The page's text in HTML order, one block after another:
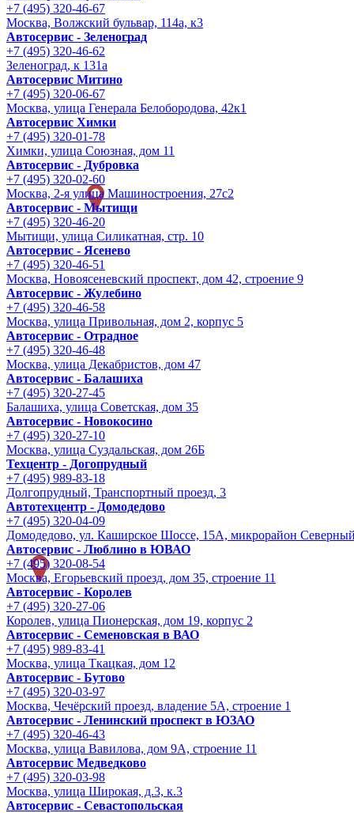
+7 (495) 320-46-67
Москва, Волжский бульвар, 114а, к3
Автосервис - Зеленоград
+7 (495) 320-46-62
Зеленоград, к 131а
Автосервис Митино
+7 (495) 320-06-67
Москва, улица Генерала Белобородова, 42к1
Автосервис Химки
+7 (495) 320-01-78
Химки, улица Союзная, дом 11
Автосервис - Дубровка
+7 (495) 320-02-60
Москва, 2-я улица Машиностроения, 27с2
Автосервис - Мытищи
+7 (495) 320-46-20
Мытищи, улица Силикатная, стр. 10
Автосервис - Ясенево
+7 (495) 320-46-51
Москва, Новоясеневский проспект, дом 42, строение 9
Автосервис - Жулебино
+7 (495) 320-46-58
Москва, улица Привольная, дом 2, корпус 5
Автосервис - Отрадное
+7 (495) 320-46-48
Москва, улица Декабристов, дом 47
Автосервис - Балашиха
+7 (495) 320-27-45
Балашиха, улица Советская, дом 35
Автосервис - Новокосино
+7 (495) 320-27-10
Москва, улица Суздальская, дом 26Б
Техцентр - Догопрудный
+7 (495) 989-83-18
Долгопрудный, Транспортный проезд, 3
Автотехцентр - Домодедово
+7 (495) 320-04-09
Домодедово, ул. Каширское Шоссе, 15А, микрорайон
Автосервис - Люблино в ЮВАО
+7 (495) 320-08-54
Москва, Егорьевский проезд, дом 35, строение 11
Автосервис - Королев
+7 (495) 320-27-06
Королев, улица Пионерская, дом 19, корпус 2
Автосервис - Семеновская в ВАО
+7 (495) 989-83-41
Москва, улица Ткацкая, дом 12
Автосервис - Бутово
+7 (495) 320-03-97
Москва, Чечёрский проезд, владение 5А, строение 1
Автосервис - Ленинский проспект в ЮЗАО
+7 (495) 320-46-43
Москва, улица Вавилова, дом 9A, строение 11
Автосервис Медведково
+7 (495) 320-03-98
Москва, улица Широкая, д.3, к.3
Автосервис - Cевастопольская